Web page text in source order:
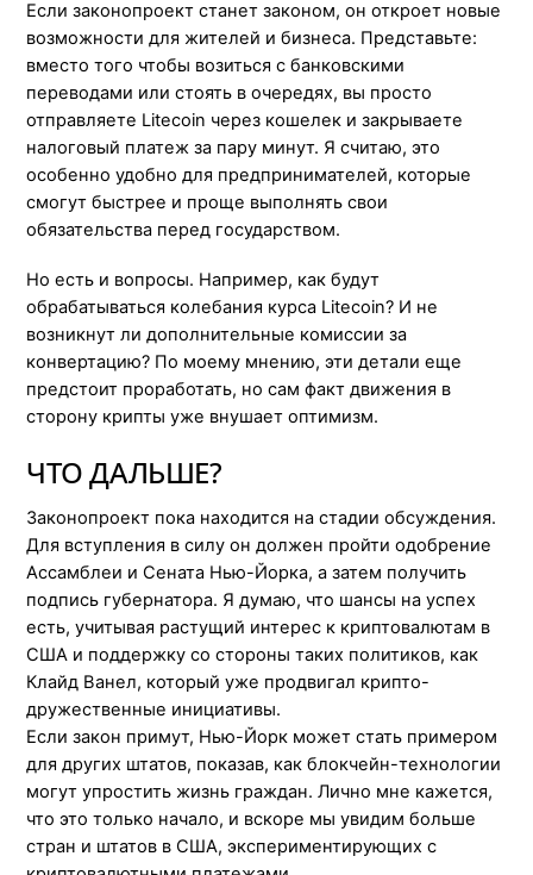
Если законопроект станет законом, он откроет новые
возможности для жителей и бизнеса. Представьте:
вместо того чтобы возиться с банковскими
переводами или стоять в очередях, вы просто
отправляете Litecoin через кошелек и закрываете
налоговый платеж за пару минут. Я считаю, это
особенно удобно для предпринимателей, которые
смогут быстрее и проще выполнять свои
обязательства перед государством.
Но есть и вопросы. Например, как будут
обрабатываться колебания курса Litecoin? И не
возникнут ли дополнительные комиссии за
конвертацию? По моему мнению, эти детали еще
предстоит проработать, но сам факт движения в
сторону крипты уже внушает оптимизм.
ЧТО ДАЛЬШЕ?
Законопроект пока находится на стадии обсуждения.
Для вступления в силу он должен пройти одобрение
Ассамблеи и Сената Нью-Йорка, а затем получить
подпись губернатора. Я думаю, что шансы на успех
есть, учитывая растущий интерес к криптовалютам в
США и поддержку со стороны таких политиков, как
Клайд Ванел, который уже продвигал крипто-
дружественные инициативы.
Если закон примут, Нью-Йорк может стать примером
для других штатов, показав, как блокчейн-технологии
могут упростить жизнь граждан. Лично мне кажется,
что это только начало, и вскоре мы увидим больше
стран и штатов в США, экспериментирующих с